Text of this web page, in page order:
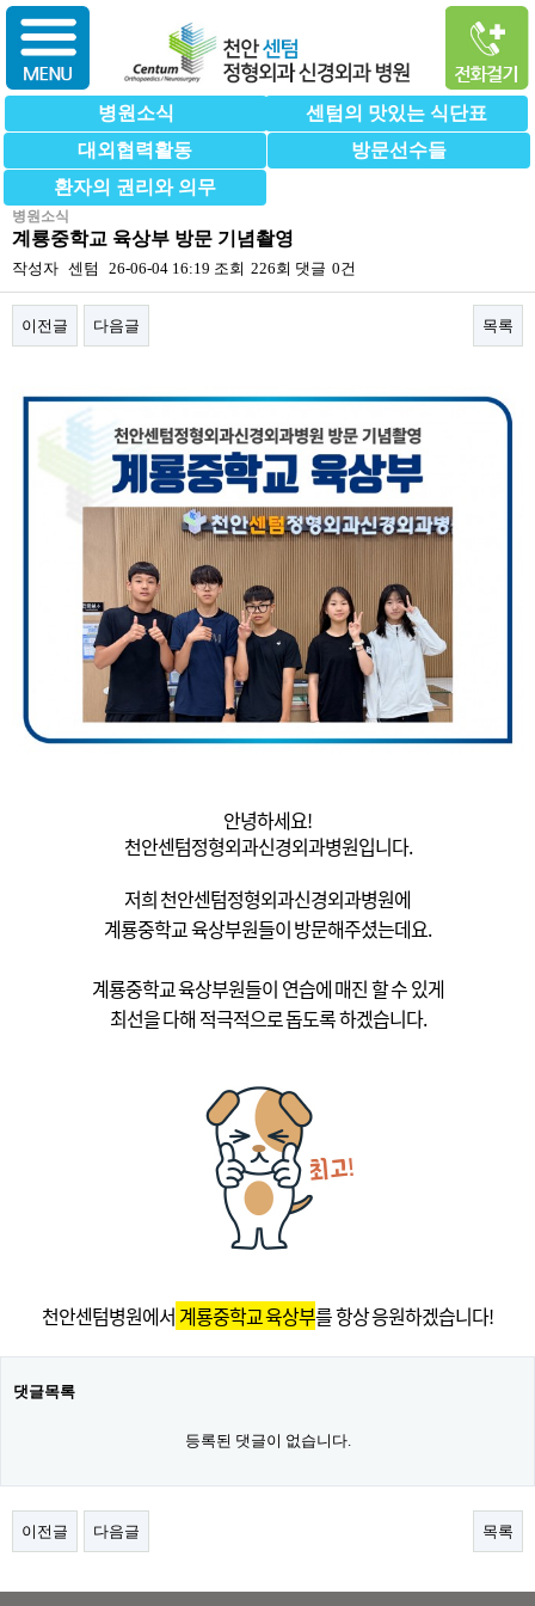
병원소식
센텀의 맛있는 식단표
대외협력활동
방문선수들
환자의 권리와 의무
병원소식
계룡중학교 육상부 방문 기념촬영
작성자 센텀 26-06-04 16:19 조회 226회 댓글 0건
이전글 다음글 목록
안녕하세요!
천안센텀정형외과신경외과병원입니다.
저희 천안센텀정형외과신경외과병원에
계룡중학교 육상부원들이 방문해주셨는데요.
계룡중학교 육상부원들이 연습에 매진 할 수 있게
최선을 다해 적극적으로 돕도록 하겠습니다.
천안센텀병원에서 계룡중학교 육상부를 항상 응원하겠습니다!
댓글목록
등록된 댓글이 없습니다.
이전글 다음글 목록